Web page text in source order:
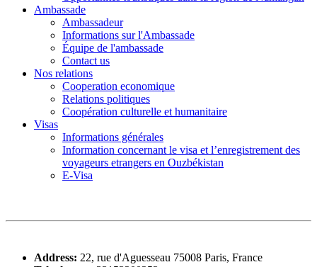
Ambassade
Ambassadeur
Informations sur l'Ambassade
Équipe de l'ambassade
Contact us
Nos relations
Cooperation economique
Relations politiques
Coopération culturelle et humanitaire
Visas
Informations générales
Information concernant le visa et l’enregistrement des
voyageurs etrangers en Ouzbékistan
E-Visa
Address: 22, rue d'Aguesseau 75008 Paris, France